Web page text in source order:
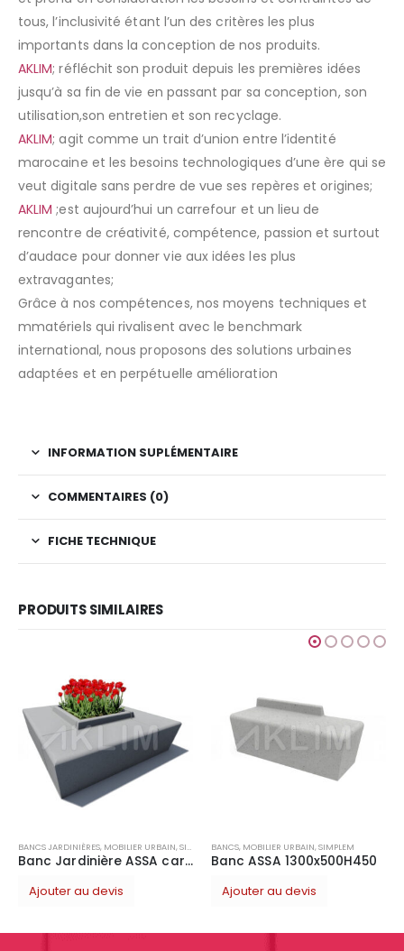
tous, l’inclusivité étant l’un des critères les plus
importants dans la conception de nos produits.
AKLIM; réfléchit son produit depuis les premières idées
jusqu’à sa fin de vie en passant par sa conception, son
utilisation,son entretien et son recyclage.
AKLIM; agit comme un trait d’union entre l’identité
marocaine et les besoins technologiques d’une ère qui se
veut digitale sans perdre de vue ses repères et origines;
AKLIM ;est aujourd’hui un carrefour et un lieu de
rencontre de créativité, compétence, passion et surtout
d’audace pour donner vie aux idées les plus
extravagantes;
Grâce à nos compétences, nos moyens techniques et
mmatériels qui rivalisent avec le benchmark
international, nous proposons des solutions urbaines
adaptées et en perpétuelle amélioration
INFORMATION SUPLÉMENTAIRE
COMMENTAIRES (0)
FICHE TECHNIQUE
PRODUITS SIMILAIRES
BANCS JARDINIÈRES, MOBILIER URBAIN,SIMPLEM
Banc Jardinière ASSA carré 2500x2500H450
Ajouter au devis
BANCS, MOBILIER URBAIN,SIMPLEM
Banc ASSA 1300x500H450
Ajouter au devis